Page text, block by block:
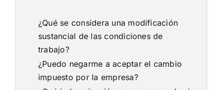
¿Qué se considera una modificación
sustancial de las condiciones de
trabajo?
¿Puedo negarme a aceptar el cambio
impuesto por la empresa?